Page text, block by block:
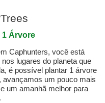
1 Árvore
Caphunters, você está
lugares do planeta que
é possível plantar 1 árvore
avançamos um pouco mais
um amanhã melhor para